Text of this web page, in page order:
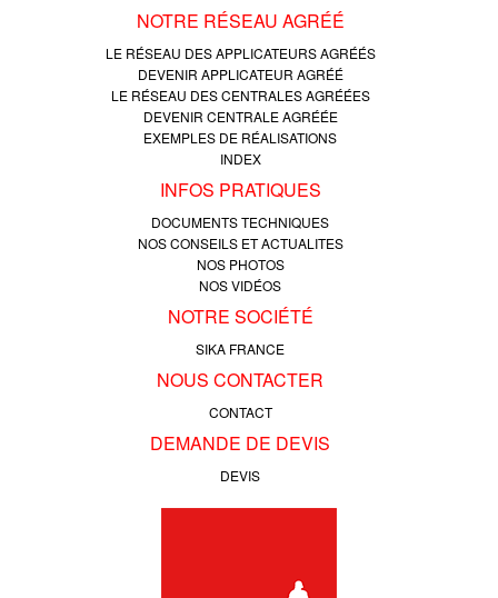
NOTRE RÉSEAU AGRÉÉ
LE RÉSEAU DES APPLICATEURS AGRÉÉS
DEVENIR APPLICATEUR AGRÉÉ
LE RÉSEAU DES CENTRALES AGRÉÉES
DEVENIR CENTRALE AGRÉÉE
EXEMPLES DE RÉALISATIONS
INDEX
INFOS PRATIQUES
DOCUMENTS TECHNIQUES
NOS CONSEILS ET ACTUALITES
NOS PHOTOS
NOS VIDÉOS
NOTRE SOCIÉTÉ
SIKA FRANCE
NOUS CONTACTER
CONTACT
DEMANDE DE DEVIS
DEVIS